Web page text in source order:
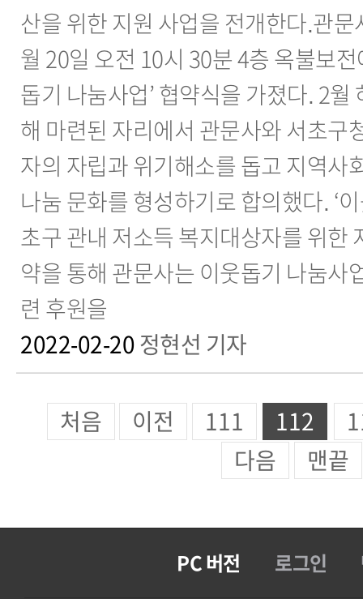
산을 위한 지원 사업을 전개한다.관
월 20일 오전 10시 30분 4층 옥불보전
돕기 나눔사업’ 협약식을 가졌다. 2월
해 마련된 자리에서 관문사와 서초구
자의 자립과 위기해소를 돕고 지역사
나눔 문화를 형성하기로 합의했다. ‘
초구 관내 저소득 복지대상자를 위한
약을 통해 관문사는 이웃돕기 나눔사
련 후원을
2022-02-20 정현선 기자
처음 이전 111 112
다음
맨끝
PC 버전 로그인